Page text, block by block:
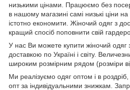
низькими цінами. Працюємо без
в нашому магазині самі низькі ціни
істотно економити. Жіночий одяг з
кращий спосіб поповнити свій
У нас Ви можете купити жіночий одяг
доставкою по Україні і світу.
широким розмірним рядом (розміри
Ми реалізуємо одяг оптом і в
опт за індивідуальними знижкам.